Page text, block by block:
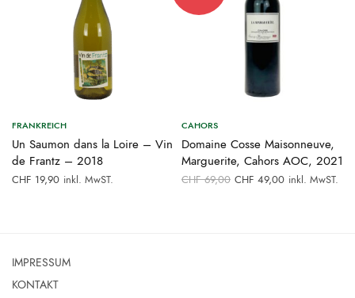
FRANKREICH
Un Saumon dans la Loire – Vin
de Frantz – 2018
CHF 19,90 inkl. MwST.
CAHORS
Domaine Cosse Maisonneuve,
Marguerite, Cahors AOC, 2021
CHF69,00 Ursprünglicher
Preis war:
CHF 49,00Aktueller
inkl. MwST.
IMPRESSUM
KONTAKT